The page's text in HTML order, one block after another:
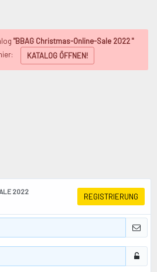
"BBAG Christmas-Online-Sale 2022 "
KATALOG ÖFFNEN!
REGISTRIERUNG
2022